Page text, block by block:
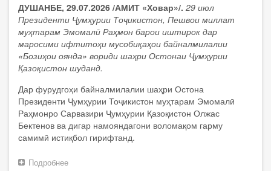
ДУШАНБЕ, 29.07.2026 /АМИТ «Ховар»/. 29 июл
Президенти Ҷумҳурии Тоҷикистон, Пешвои миллат
муҳтарам Эмомалӣ Раҳмон барои иштирок дар
маросими ифтитоҳи мусобиқаҳои байналмилалии
«Бозиҳои оянда» вориди шаҳри Остонаи Ҷумҳурии
Қазоқистон шуданд.
Дар фурудгоҳи байналмилалии шаҳри Остона
Президенти Ҷумҳурии Тоҷикистон муҳтарам Эмомалӣ
Раҳмонро Сарвазири Ҷумҳурии Қазоқистон Олжас
Бектенов ва дигар намояндагони воломақом гарму
самимӣ истиқбол гирифтанд.
Подробнее